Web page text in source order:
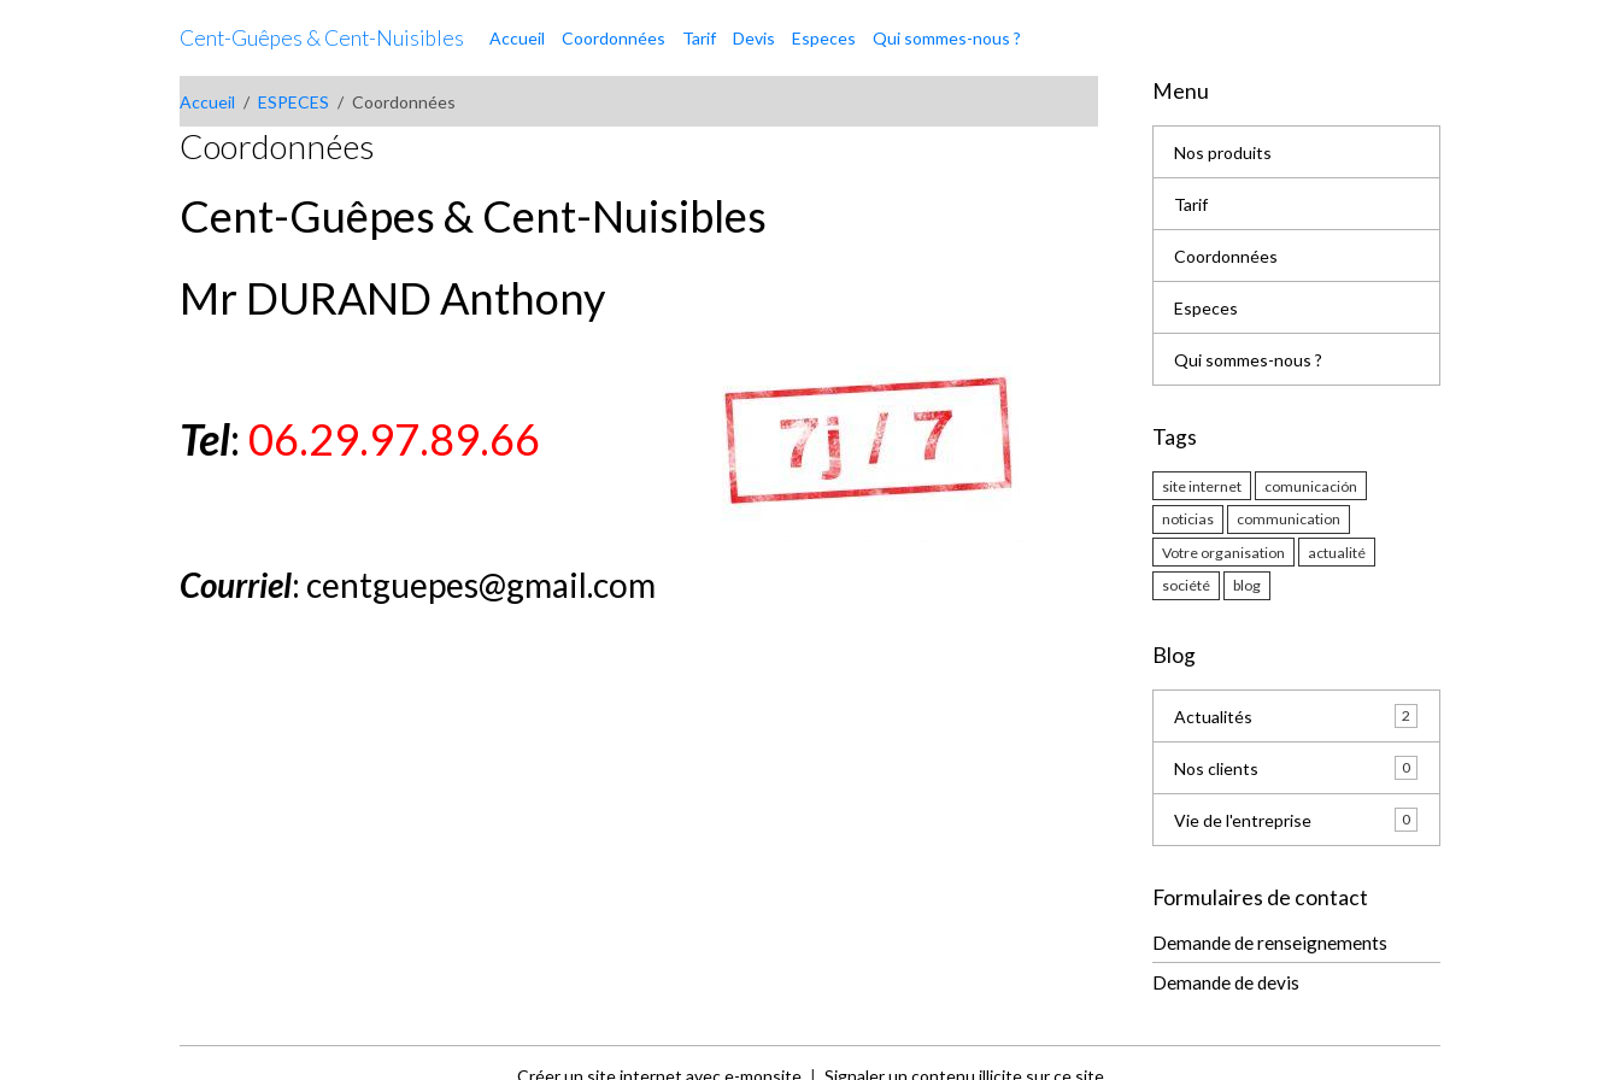
Cent-Guêpes & Cent-Nuisibles Accueil Coordonnées Tarif Devis Especes Qui sommes-nous ?
Accueil ESPECES Coordonnées
Coordonnées
Cent-Guêpes & Cent-Nuisibles
Mr DURAND Anthony
Tel: 06.29.97.89.66
Courriel: centguepes@gmail.com
Menu
Nos produits
Tarif
Coordonnées
Especes
Qui sommes-nous ?
Tags
site internet
comunicación
noticias
communication
Votre organisation
actualité
société
blog
Blog
Actualités 2
Nos clients 0
Vie de l'entreprise 0
Formulaires de contact
Demande de renseignements
Demande de devis
Créer un site internet avec e-monsite Signaler un contenu illicite sur ce site